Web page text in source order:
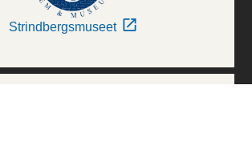
Strindbergsmuseet